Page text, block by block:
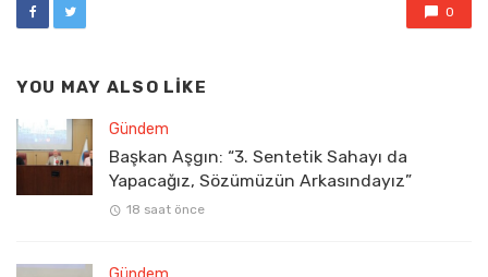
0
YOU MAY ALSO LIKE
Gündem
Başkan Aşgın: “3. Sentetik Sahayı da
Yapacağız, Sözümüzün Arkasındayız”
18 saat önce